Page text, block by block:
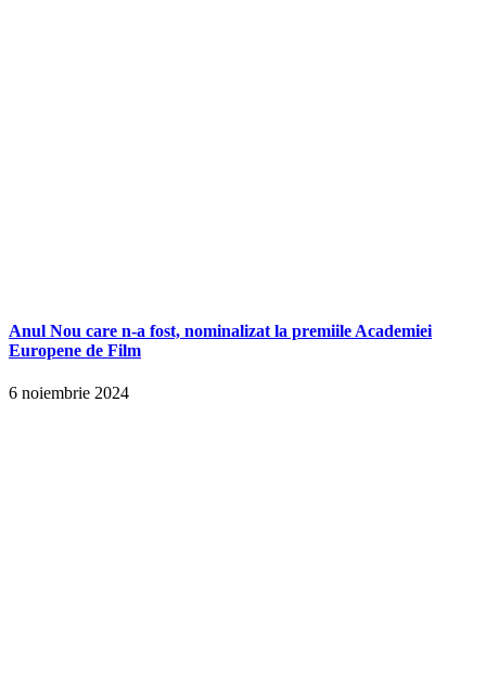
Anul Nou care n-a fost, nominalizat la premiile Academiei
Europene de Film
6 noiembrie 2024